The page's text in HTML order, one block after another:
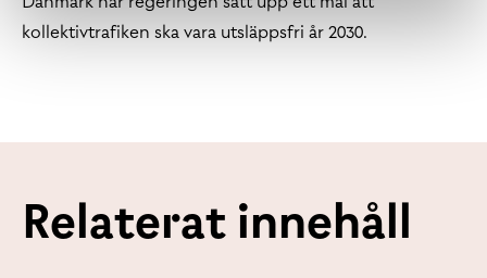
kollektivtrafiken ska vara utsläppsfri år 2030.
Relaterat innehåll